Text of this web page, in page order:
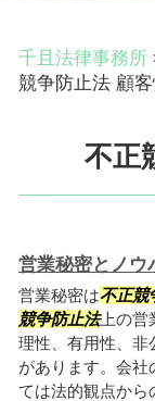
千且法律事務所
競争防止法 顧
不正
営業秘密とノウ
営業秘密は不正競
競争防止法上の営
理性、有用性、非
があります。会社
ては法的観点から